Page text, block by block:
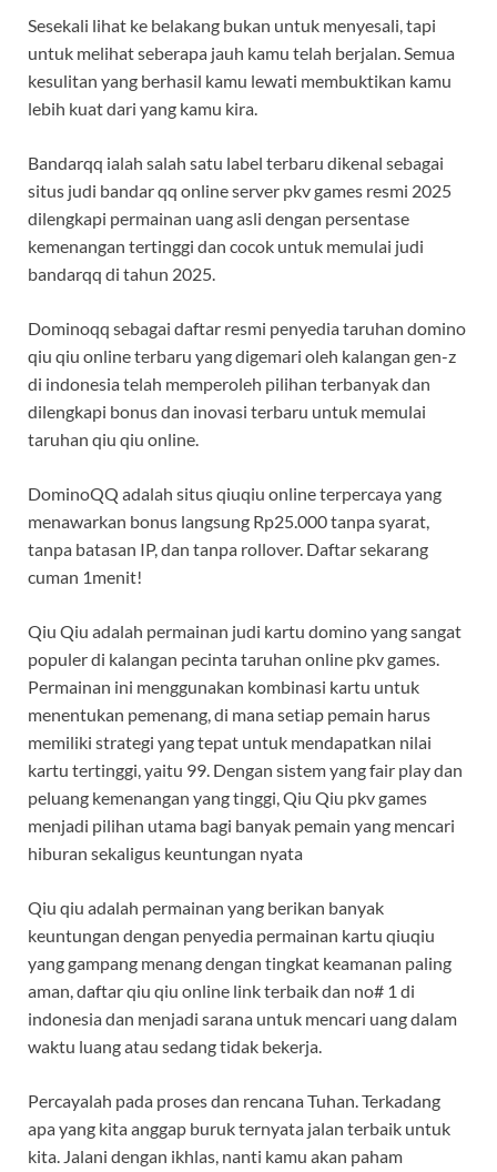
Sesekali lihat ke belakang bukan untuk menyesali, tapi
untuk melihat seberapa jauh kamu telah berjalan. Semua
kesulitan yang berhasil kamu lewati membuktikan kamu
lebih kuat dari yang kamu kira.
Bandarqq ialah salah satu label terbaru dikenal sebagai
situs judi bandar qq online server pkv games resmi 2025
dilengkapi permainan uang asli dengan persentase
kemenangan tertinggi dan cocok untuk memulai judi
bandarqq di tahun 2025.
Dominoqq sebagai daftar resmi penyedia taruhan domino
qiu qiu online terbaru yang digemari oleh kalangan gen-z
di indonesia telah memperoleh pilihan terbanyak dan
dilengkapi bonus dan inovasi terbaru untuk memulai
taruhan qiu qiu online.
DominoQQ adalah situs qiuqiu online terpercaya yang
menawarkan bonus langsung Rp25.000 tanpa syarat,
tanpa batasan IP, dan tanpa rollover. Daftar sekarang
cuman 1menit!
Qiu Qiu adalah permainan judi kartu domino yang sangat
populer di kalangan pecinta taruhan online pkv games.
Permainan ini menggunakan kombinasi kartu untuk
menentukan pemenang, di mana setiap pemain harus
memiliki strategi yang tepat untuk mendapatkan nilai
kartu tertinggi, yaitu 99. Dengan sistem yang fair play dan
peluang kemenangan yang tinggi, Qiu Qiu pkv games
menjadi pilihan utama bagi banyak pemain yang mencari
hiburan sekaligus keuntungan nyata
Qiu qiu adalah permainan yang berikan banyak
keuntungan dengan penyedia permainan kartu qiuqiu
yang gampang menang dengan tingkat keamanan paling
aman, daftar qiu qiu online link terbaik dan no# 1 di
indonesia dan menjadi sarana untuk mencari uang dalam
waktu luang atau sedang tidak bekerja.
Percayalah pada proses dan rencana Tuhan. Terkadang
apa yang kita anggap buruk ternyata jalan terbaik untuk
kita. Jalani dengan ikhlas, nanti kamu akan paham